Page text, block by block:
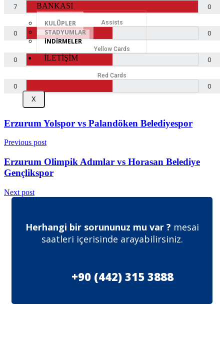
BANKASI
KULÜPLER
STADYUMLAR
İNDİRMELER
İLETİŞİM
X
7 0
Assists
0 0
Yellow Cards
0 0
Red Cards
0 0
Erzurum Yolspor vs Palandöken Belediyespor
Previous post
Erzurum Olimpik Adımlar vs Horasan Belediye
Gençlikspor
Next post
Herhangi bir sorununuz mu var ? mesai
saatleri içerisinde arayabilirsiniz.
+90 (442) 315 3888